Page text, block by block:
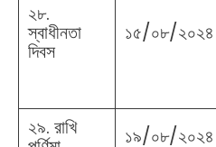
২৮.
স্বাধীনতা
দিবস
১৫/০৮/২০২৪
২৯. রাখি
১৯/০৮/২০২৪